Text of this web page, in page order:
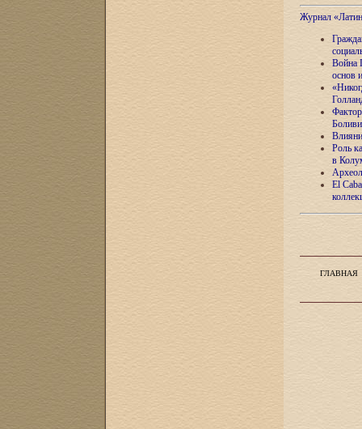
Журнал
Война
основ
Роль
в
El
ГЛАВНАЯ